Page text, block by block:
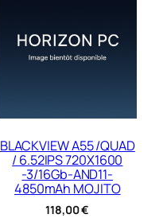
BLACKVIEW A55 /QUAD
/ 6.52IPS 720X1600
-3/16Gb-AND11-
4850mAh MOJITO
118,00€